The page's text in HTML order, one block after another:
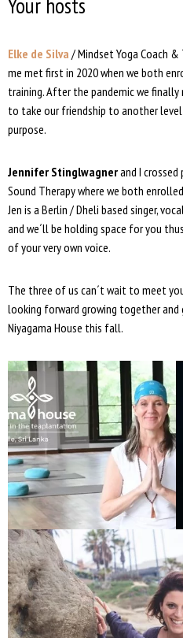
Your hosts
Elke de Silva / Mindset Yoga Coach &
me met first in 2020 when we both
training. After the pandemic we finally
to take our friendship to another
purpose.
Jennifer Stinglwagnerand I
Sound Therapy where we both
Jen is a Berlin / Dheli based singer,
and we´ll be holding space for you
of your very own voice.
The three of us can´t wait to meet
looking forward growing together
Niyagama House this fall.